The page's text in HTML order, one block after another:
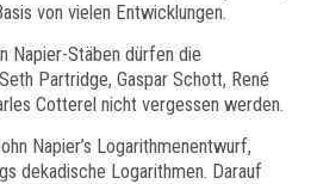
von vielen Entwicklungen.
Napier-Stäben dürfen die
Partridge, Gaspar Schott, René
Cotterel nicht vergessen werden.
Napier’s Logarithmenentwurf,
dekadische Logarithmen. Darauf